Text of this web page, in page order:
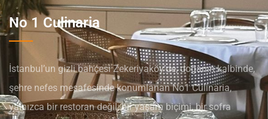
No 1 Culinaria
İstanbul’un gizli bahçesi Zekeriyaköy’de, doğanın kalbinde,
şehre nefes mesafesinde konumlanan No1 Culinaria,
yalnızca bir restoran değil; bir yaşam biçimi, bir sofra